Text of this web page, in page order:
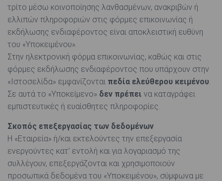
τρίτο μέσω κοινοποίησης λανθασμένων, ανακριβών ή
ελλιπών πληροφοριών στις φόρμες επικοινωνίας ή
εκδήλωσης ενδιαφέροντος είναι αποκλειστική ευθύνη
του «Υποκειμένου».
Στην ηλεκτρονική φόρμα επικοινωνίας, καθώς και στις
φόρμες εκδήλωσης ενδιαφέροντος που υπάρχουν στην
«Ιστοσελίδα» εμφανίζονται πεδία ελεύθερου κειμένου.
Σε αυτά το «Υποκείμενο» δεν πρέπει να καταγράφει
εμπιστευτικές ή ευαίσθητες πληροφορίες.
Σκοπός επεξεργασίας των δεδομένων
Η «Εταιρεία» ή/και εκτελούντες την επεξεργασία
ενεργούντες κατ’ εντολή και για λογαριασμό της
συλλέγουν, επεξεργάζονται και χρησιμοποιούν
προσωπικά δεδομένα του «Υποκειμένου», σύμφωνα με